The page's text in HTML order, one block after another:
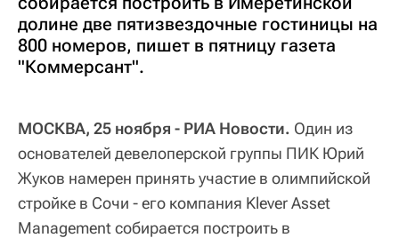
долине две пятизвездочные гостиницы на
800 номеров, пишет в пятницу газета
"Коммерсант".
МОСКВА, 25 ноября - РИА Новости. Один из
основателей девелоперской группы ПИК Юрий
Жуков намерен принять участие в олимпийской
стройке в Сочи - его компания Klever Asset
Management собирается построить в